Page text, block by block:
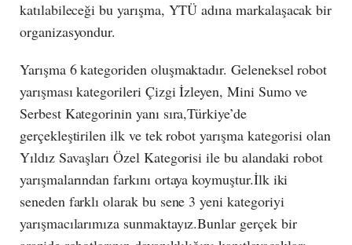
katılabileceği bu yarışma, YTÜ adına markalaşacak bir
organizasyondur.
Yarışma 6 kategoriden oluşmaktadır. Geleneksel robot
yarışması kategorileri Çizgi İzleyen, Mini Sumo ve
Serbest Kategorinin yanı sıra,Türkiye’de
gerçekleştirilen ilk ve tek robot yarışma kategorisi olan
Yıldız Savaşları Özel Kategorisi ile bu alandaki robot
yarışmalarından farkını ortaya koymuştur.İlk iki
seneden farklı olarak bu sene 3 yeni kategoriyi
yarışmacılarımıza sunmaktayız.Bunlar gerçek bir